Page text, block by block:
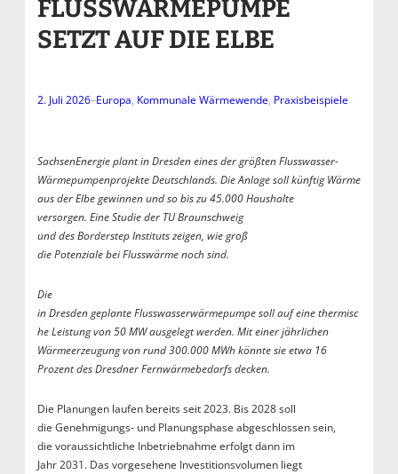
FLUSSWÄRMEPUMPE
SETZT AUF DIE ELBE
2. Juli 2026–Europa, Kommunale Wärmewende, Praxisbeispiele
SachsenEnergie plant in Dresden eines der größten Flusswasser-
Wärmepumpenprojekte Deutschlands. Die Anlage soll künftig Wärme
aus der Elbe gewinnen und so bis zu 45.000 Haushalte
versorgen. Eine Studie der TU Braunschweig
und des Borderstep Instituts zeigen, wie groß
die Potenziale bei Flusswärme noch sind.
Die
in Dresden geplante Flusswasserwärmepumpe soll auf eine thermisc
he Leistung von 50 MW ausgelegt werden. Mit einer jährlichen
Wärmeerzeugung von rund 300.000 MWh könnte sie etwa 16
Prozent des Dresdner Fernwärmebedarfs decken.
Die Planungen laufen bereits seit 2023. Bis 2028 soll
die Genehmigungs- und Planungsphase abgeschlossen sein,
die voraussichtliche Inbetriebnahme erfolgt dann im
Jahr 2031. Das vorgesehene Investitionsvolumen liegt